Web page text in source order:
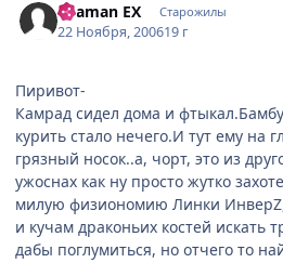
Shaman EX Старожилы
22 Ноября, 200619 г
Пиривот-
Камрад сидел дома и
курить стало нечего.И тут ему на
грязный носок..а, чорт, это из
ужоснах как ну просто жутко
милую физиономию Линки
и кучам драконьих костей искать
дабы поглумиться, но отчего то